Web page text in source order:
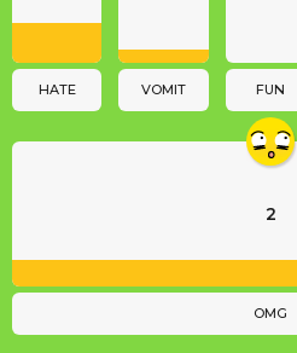
i
o
HATE VOMIT FUN
2
OMG